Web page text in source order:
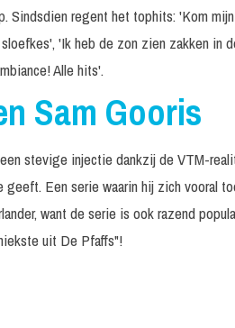
Sindsdien regent het tophits: 'Kom
'Ik heb de zon zien zakken in
Alle hits'.
Sam Gooris
stevige injectie dankzij de VTM-
geeft. Een serie waarin hij zich vooral
want de serie is ook razend
uit De Pfaffs"!